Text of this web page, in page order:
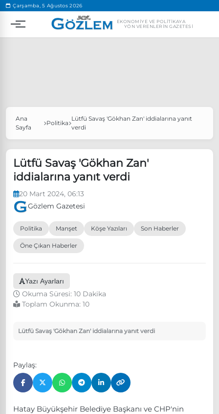
Çarşamba, 5 Ağustos 2026
EKONOMIYE VE POLITIKAYA
YÖN VERENLERIN GAZETESI
Popüler Aramalar
Özgür Özel, Ekrem İmamoğlu’nu ziyaret edecek
Ünlü çift bir etkinliğe daha katılmama kararı aldı
Ana
Sayfa
Politika
Lütfü Savaş 'Gökhan Zan' iddialarına yanıt
verdi
Lütfü Savaş 'Gökhan Zan'
iddialarına yanıt verdi
20 Mart 2024, 06:13
Gözlem Gazetesi
Politika Manşet Köşe Yazıları Son Haberler
Öne Çıkan Haberler
Yazı Ayarları
Okuma Süresi: 10 Dakika
Toplam Okunma: 10
Lütfü Savaş 'Gökhan Zan' iddialarına yanıt verdi
Paylaş:
Hatay Büyükşehir Belediye Başkanı ve CHP'nin